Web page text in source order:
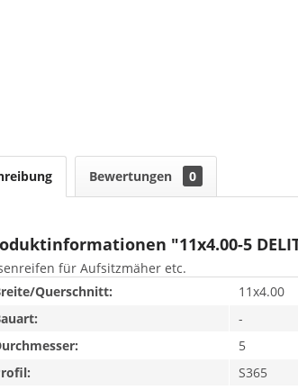
Bewertungen 0
"11x4.00-5
für Aufsitzmäher etc.
Querschnitt:
11x4.00
-
5
S365